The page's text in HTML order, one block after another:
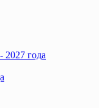
2027 года